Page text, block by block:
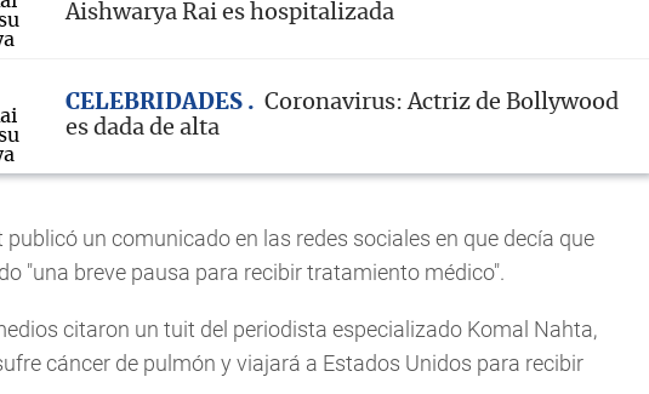
Aishwarya Rai es hospitalizada
CELEBRIDADES
Coronavirus: Actriz de Bollywood
es dada de alta
publicó un comunicado en las redes sociales en que decía que
"una breve pausa para recibir tratamiento médico".
citaron un tuit del periodista especializado Komal Nahta,
cáncer de pulmón y viajará a Estados Unidos para recibir